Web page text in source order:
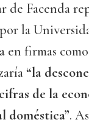
Facenda
la
en firmas
“la
de la
doméstica”.